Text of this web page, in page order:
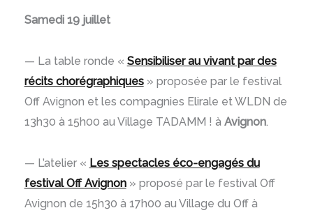
Samedi 19 juillet
— La table ronde « Sensibiliser au vivant par des
récits chorégraphiques» proposée par le festival
Off Avignon et les compagnies Elirale et WLDN de
13h30 à 15h00 au Village TADAMM ! à Avignon.
— L’atelier « Les spectacles éco-engagés du
festival Off Avignon» proposé par le festival Off
Avignon de 15h30 à 17h00 au Village du Off à